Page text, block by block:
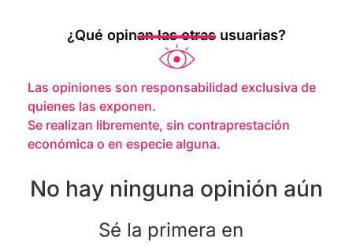
¿Qué opinan las otras usuarias?
Las opiniones son responsabilidad exclusiva de
quienes las exponen.
Se realizan libremente, sin contraprestación
económica o en especie alguna.
No hay ninguna opinión aún
Sé la primera en